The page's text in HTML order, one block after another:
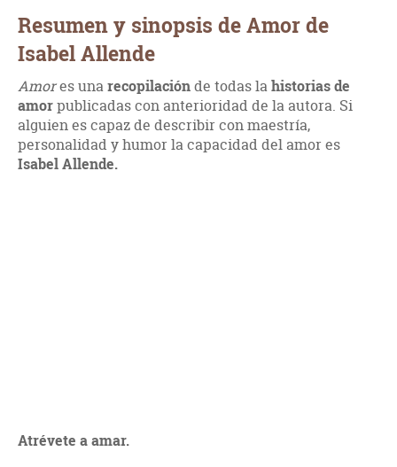
Resumen y sinopsis de Amor de
Isabel Allende
Amores unarecopilaciónde todas lahistorias de
amorpublicadas con anterioridad de la autora. Si
alguien es capaz de describir con maestría,
personalidad y humor la capacidad del amor es
Isabel Allende.
Atrévete a amar.